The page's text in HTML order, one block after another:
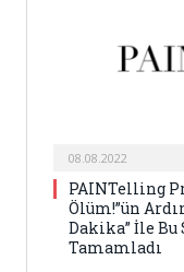
08.08.2022
PAINTelling
Ölüm!”ün
Dakika” İle
Tamamladı